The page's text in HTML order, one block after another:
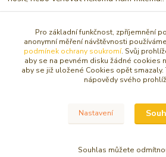
Zboží zařazeno v kategoriích
NÁRAMKY
Buddha a Mala náramky
© Copyright 2016 - 2026 Caracasa Atelier.
Pro základní funkčnost, zpříjemnění
anonymní měření návštěvnosti
podmínek ochrany soukromí. Svůj
aby se na pevném disku žádné cookies
aby se již uložené Cookies opět
nápovědy svého
Nastavení
Souhlas můžete